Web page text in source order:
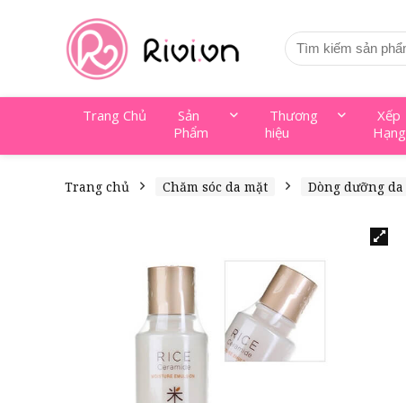
Trang Chủ
Sản
Phẩm
Thương
hiệu
Xếp
Hạng
Trang chủ Chăm sóc da mặt Dòng dưỡng da